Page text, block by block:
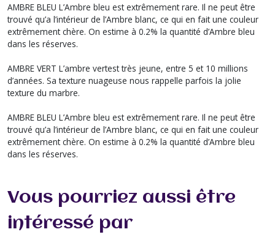
AMBRE BLEU L’Ambre bleu est extrêmement rare. Il ne peut être
trouvé qu’a l’intérieur de l’Ambre blanc, ce qui en fait une couleur
extrêmement chère. On estime à 0.2% la quantité d’Ambre bleu
dans les réserves.
AMBRE VERT L’ambre vertest très jeune, entre 5 et 10 millions
d’années. Sa texture nuageuse nous rappelle parfois la jolie
texture du marbre.
AMBRE BLEU L’Ambre bleu est extrêmement rare. Il ne peut être
trouvé qu’a l’intérieur de l’Ambre blanc, ce qui en fait une couleur
extrêmement chère. On estime à 0.2% la quantité d’Ambre bleu
dans les réserves.
Vous pourriez aussi être
intéressé par